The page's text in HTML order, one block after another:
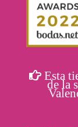
Esta
de la